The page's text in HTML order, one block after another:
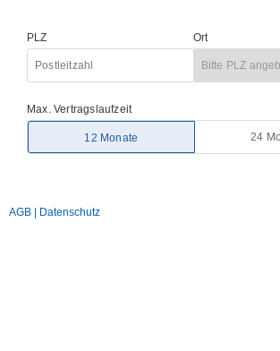
PLZ Ort
Max. Vertragslaufzeit
12 Monate 24
AGB Datenschutz